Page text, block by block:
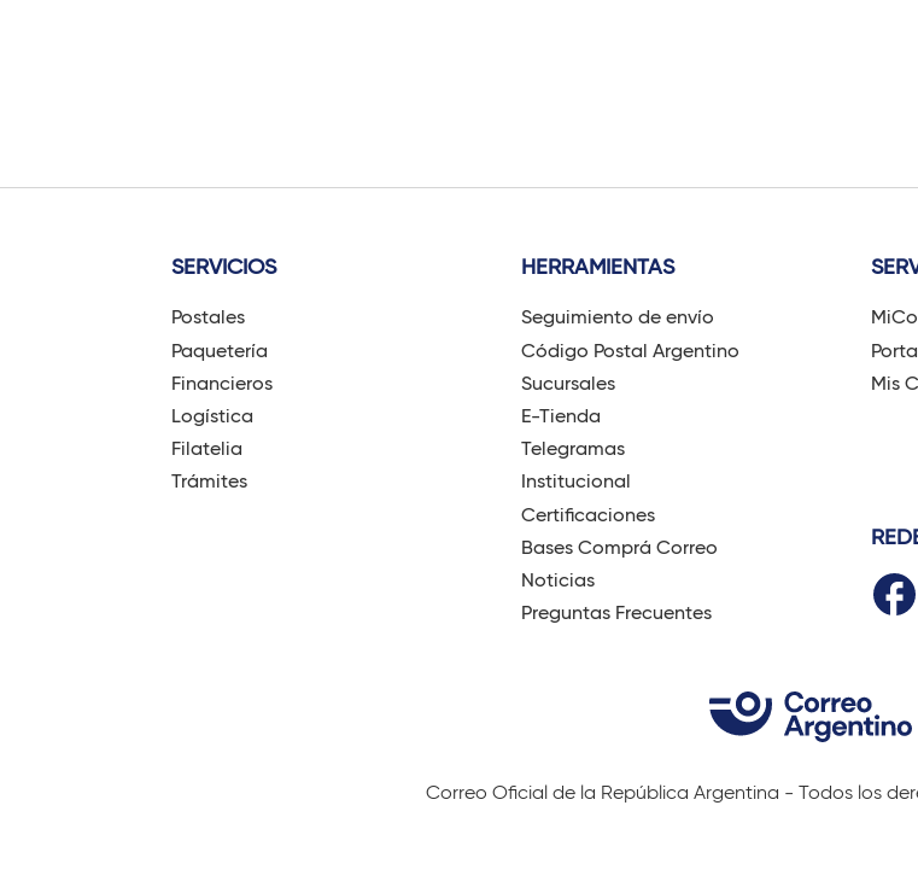
SERVICIOS
Postales
Paquetería
Financieros
Logística
Filatelia
Trámites
HERRAMIENTAS
Seguimiento de envío
Código Postal Argentino
Sucursales
E-Tienda
Telegramas
Institucional
Certificaciones
Bases Comprá Correo
Noticias
Preguntas Frecuentes
Mis
Correo Oficial de la República Argentina - Todos los